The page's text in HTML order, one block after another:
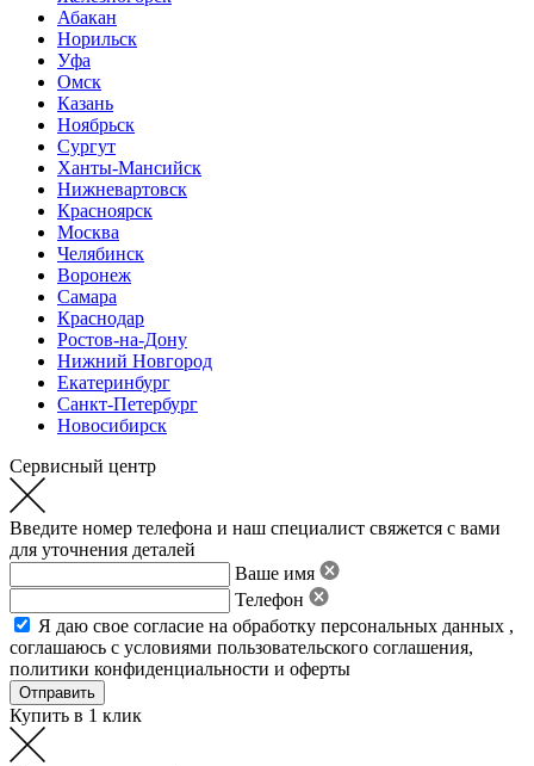
Абакан
Норильск
Уфа
Омск
Казань
Ноябрьск
Сургут
Ханты-Мансийск
Нижневартовск
Красноярск
Москва
Челябинск
Воронеж
Самара
Краснодар
Ростов-на-Дону
Нижний Новгород
Екатеринбург
Санкт-Петербург
Новосибирск
Сервисный центр
Введите номер телефона и наш специалист свяжется с вами
для уточнения деталей
Ваше имя
Телефон
Я даю свое согласие на обработку персональных данных ,
соглашаюсь с условиями пользовательского соглашения,
политики конфиденциальности и оферты
Купить в 1 клик